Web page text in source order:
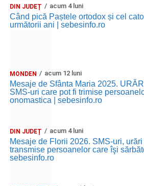
DIN JUDEȚ acum 4 luni
Când pică Paștele ortodox și cel
următorii ani | sebesinfo.ro
MONDEN acum 12 luni
Mesaje de Sfânta Maria 2025.
SMS-uri care pot fi trimise
onomastica | sebesinfo.ro
DIN JUDEȚ acum 4 luni
Mesaje de Florii 2026. SMS-uri,
transmise persoanelor care îşi
sebesinfo.ro